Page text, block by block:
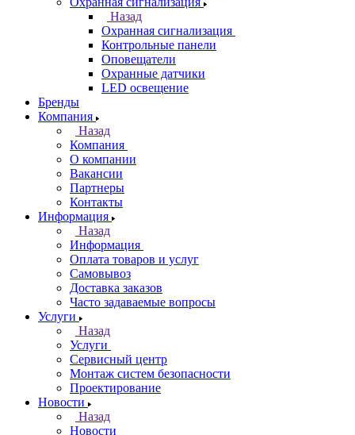
Назад
Охранная сигнализация
Контрольные панели
Оповещатели
Охранные датчики
LED освещение
Бренды
Компания
Назад
Компания
О компании
Вакансии
Партнеры
Контакты
Информация
Назад
Информация
Оплата товаров и услуг
Самовывоз
Доставка заказов
Часто задаваемые вопросы
Услуги
Назад
Услуги
Сервисный центр
Монтаж систем безопасности
Проектирование
Новости
Назад
Новости